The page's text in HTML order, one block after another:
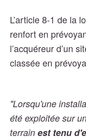
L’article 8-1 de la
renfort en
l’acquéreur d’un
classée en
"Lorsqu'une
été exploitée sur
terrain est tenu